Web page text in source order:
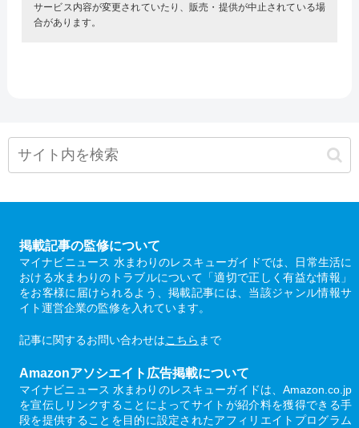
サービス内容が変更されていたり、販売・提供が中止されている場
合があります。
掲載記事の監修について
マイナビニュース 水まわりのレスキューガイドでは、日常生活に
おける水まわりのトラブルについて「適切で正しく有益な情報」
をお客様に届けられるよう、掲載記事には、当該ジャンル情報サ
イト運営企業の監修を入れています。
記事に関するお問い合わせはこちら まで
Amazonアソシエイト広告掲載について
マイナビニュース 水まわりのレスキューガイドは、Amazon.co.jp
を宣伝しリンクすることによってサイトが紹介料を獲得できる手
段を提供することを目的に設定されたアフィリエイトプログラム